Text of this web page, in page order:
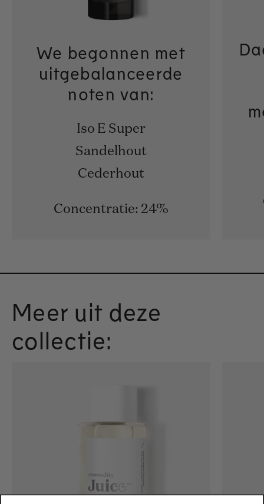
We begonnen met
uitgebalanceerde
noten van:
Iso E Super
Sandelhout
Cederhout
Concentratie: 24%
Meer uit deze
collectie: